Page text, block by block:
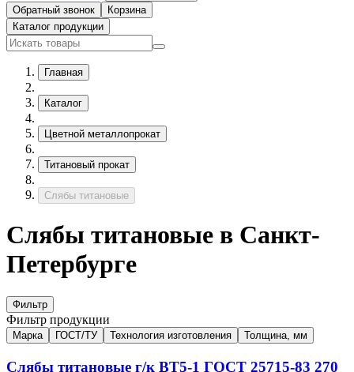
Обратный звонок
Корзина
Каталог продукции
Главная
Каталог
Цветной металлопрокат
Титановый прокат
Слябы титановые
Слябы титановые в Санкт-
Петербурге
Фильтр
Фильтр продукции
Марка ГОСТ/ТУ Технология изготовления Толщина, мм
Слябы титановые г/к ВТ5-1 ГОСТ 25715-83 270